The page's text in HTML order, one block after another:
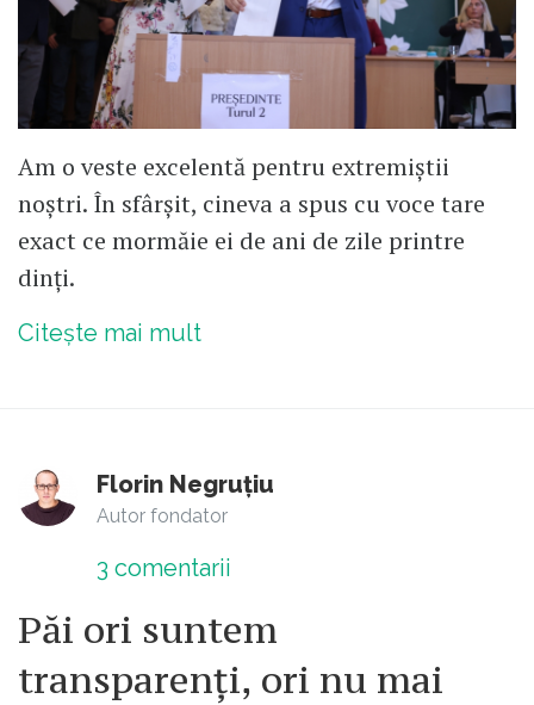
Am o veste excelentă pentru extremiștii
noștri. În sfârșit, cineva a spus cu voce tare
exact ce mormăie ei de ani de zile printre
dinți.
Citește mai mult
Florin Negruțiu
Autor fondator
3 comentarii
Păi ori suntem
transparenți, ori nu mai